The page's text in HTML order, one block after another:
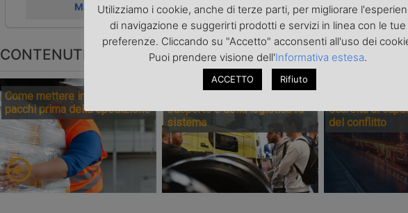
Marcianise
CONTENUTI SPONSORIZZATI
Come mettere in sicurezza i
pacchi prima della spedizione
Transpotec Logitec 2026: a
trasporto e della logistica fa
sistema
Il costo
trasporto
scarsità di
del conflitto
Utilizziamo i cookie, anche di terze parti, per migliorare
di navigazione e suggerirti prodotti e servizi in linea con le tue
preferenze. Cliccando su "Accetto" acconsenti all'uso dei
Puoi prendere visione dell'Informativa estesa.
ACCETTO Rifiuto